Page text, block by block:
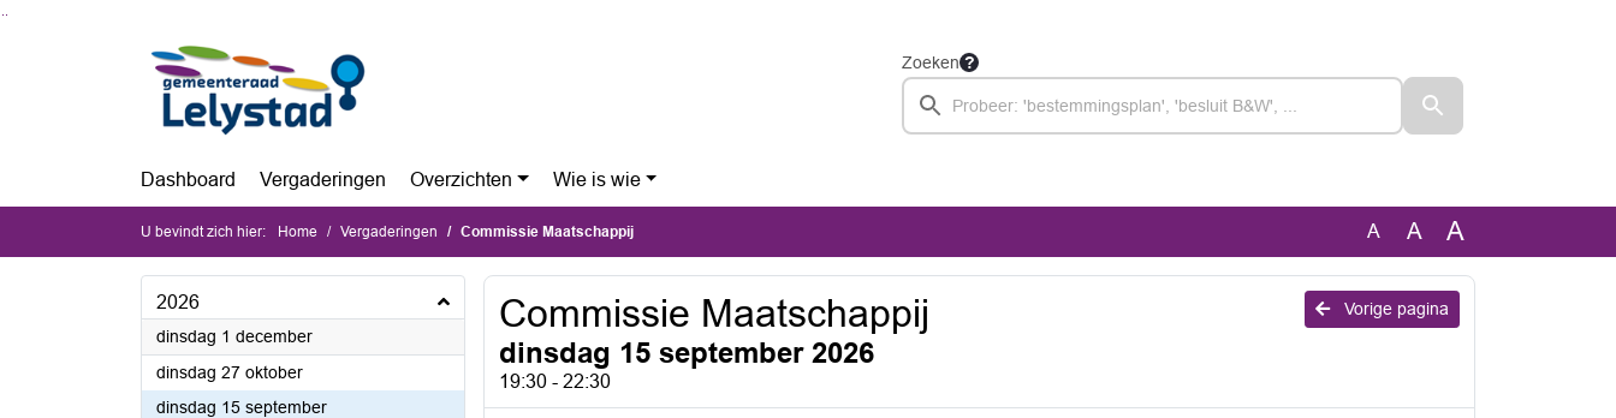
Zoeken
Dashboard Vergaderingen Overzichten Wie is wie
U bevindt zich hier: Home Vergaderingen Commissie Maatschappij A A A
2026
dinsdag 1 december2026
dinsdag 27 oktober2026
dinsdag 15 september2026
Vorige pagina
Commissie Maatschappij
dinsdag 15 september 2026
19:30 - 22:30